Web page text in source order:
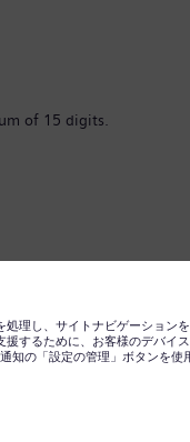
of 15 digits.